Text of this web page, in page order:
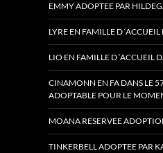
EMMY ADOPTEE PAR
LYRE EN FAMILLE D
LIO EN FAMILLE D ‘ACCUEIL
CINAMONN EN FA DANS LE
ADOPTABLE POUR LE
MOANA RESERVEE
TINKERBELL ADOPTEE PAR